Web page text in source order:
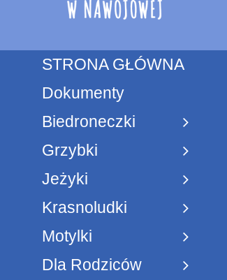
STRONA GŁÓWNA
Dokumenty
Biedroneczki
Grzybki
Jeżyki
Krasnoludki
Motylki
Dla Rodziców